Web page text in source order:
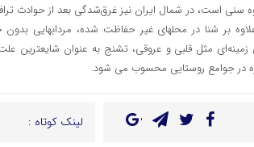
است، در شمال ایران نیز غرق‌شدگی بعد از حوادث
بر شنا در محلهای غیر حفاظت شده، مردابهایی بدون
زمینه‌ای مثل قلبی و عروقی، تشنج به عنوان
در جوامع روستایی محسوب می شود.
لینک کوتاه :